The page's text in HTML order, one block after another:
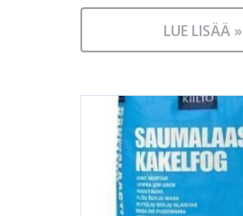
LUE LISÄÄ »